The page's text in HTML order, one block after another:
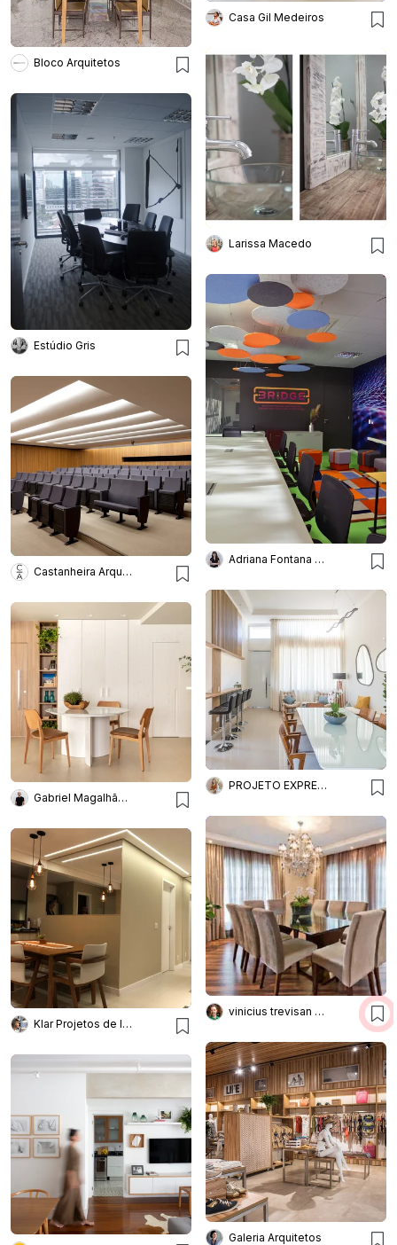
Casa Gil Medeiros
Bloco Arquitetos
Larissa Macedo
Estúdio Gris
Adriana Fontana Design
Castanheira Arquitetura
PROJETO EXPRESS DECOR ONLINE
Gabriel Magalhães Arquiteto
vinicius trevisan arquiteto
Klar Projetos de Iluminação
Galeria Arquitetos